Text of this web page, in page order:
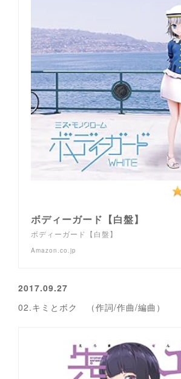
ボディーガード【白盤】
ボディーガード【白盤】
Amazon.co.jp
2017.09.27
02.キミとボク （作詞/作曲/編曲）